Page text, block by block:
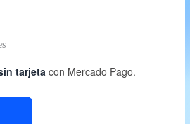
tarjeta con Mercado Pago.